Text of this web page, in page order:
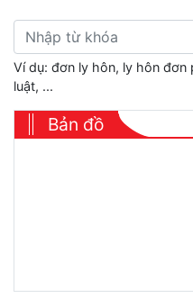
Ví dụ: đơn ly hôn, ly hôn
luật, ...
Bản đồ